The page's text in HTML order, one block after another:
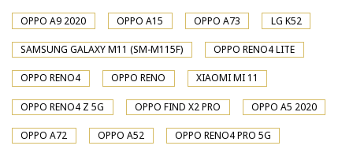
OPPO A9 2020 OPPO A15 OPPO A73 LG K52
SAMSUNG GALAXY M11 (SM-M115F) OPPO RENO4 LITE
OPPO RENO4 OPPO RENO XIAOMI MI 11
OPPO RENO4 Z 5G OPPO FIND X2 PRO OPPO A5 2020
OPPO A72 OPPO A52 OPPO RENO4 PRO 5G